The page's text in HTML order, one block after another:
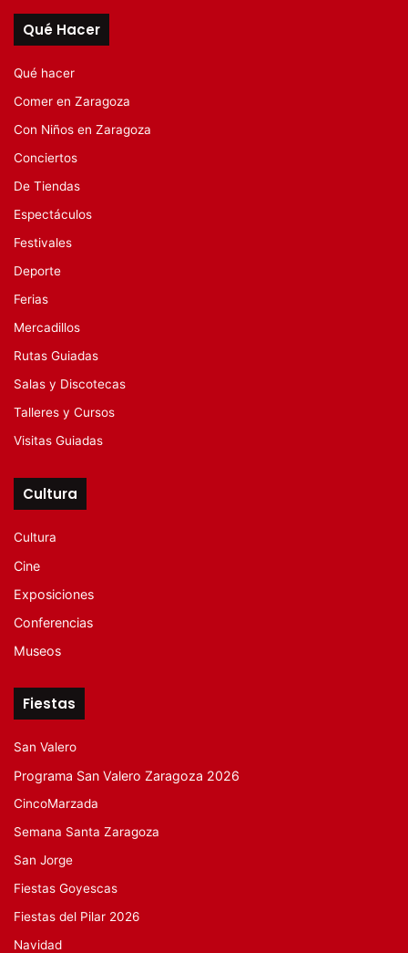
Qué Hacer
Qué hacer
Comer en Zaragoza
Con Niños en Zaragoza
Conciertos
De Tiendas
Espectáculos
Festivales
Deporte
Ferias
Mercadillos
Rutas Guiadas
Salas y Discotecas
Talleres y Cursos
Visitas Guiadas
Cultura
Cultura
Cine
Exposiciones
Conferencias
Museos
Fiestas
San Valero
Programa San Valero Zaragoza 2026
CincoMarzada
Semana Santa Zaragoza
San Jorge
Fiestas Goyescas
Fiestas del Pilar 2026
Navidad